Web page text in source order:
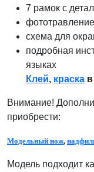
7 рамок с
фототравление
схема для
подробная
языках
Клей, краска
Внимание!
приобрести:
Модельный нож,
Модель подходит